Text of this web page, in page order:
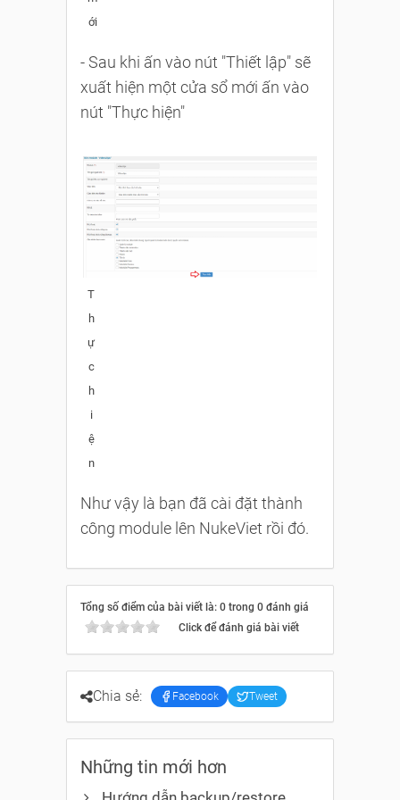
ới
- Sau khi ấn vào nút "Thiết lập" sẽ
xuất hiện một cửa sổ mới ấn vào
nút "Thực hiện"
T
h
ự
c
h
i
ệ
n
Như vậy là bạn đã cài đặt thành
công module lên NukeViet rồi đó.
Tổng số điểm của bài viết là: 0 trong 0 đánh giá
Click để đánh giá bài viết
Chia sẻ: Facebook Tweet
Những tin mới hơn